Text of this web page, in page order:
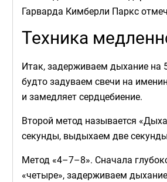
Гарварда Кимберли Паркс
Техника
Итак, задерживаем дыхание на
будто задуваем свечи на
и замедляет сердцебиение.
Второй метод называется
секунды, выдыхаем две
Метод «4–7–8». Сначала
«четыре», задерживаем